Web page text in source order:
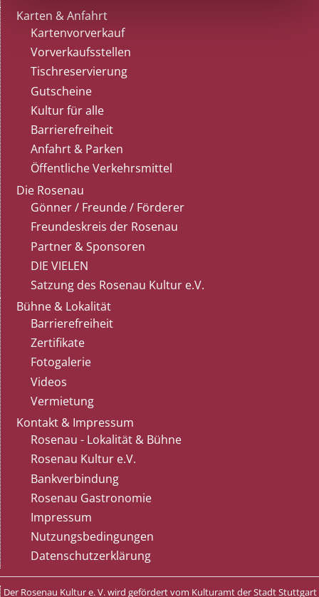
Karten & Anfahrt
Kartenvorverkauf
Vorverkaufsstellen
Tischreservierung
Gutscheine
Kultur für alle
Barrierefreiheit
Anfahrt & Parken
Öffentliche Verkehrsmittel
Die Rosenau
Gönner / Freunde / Förderer
Freundeskreis der Rosenau
Partner & Sponsoren
DIE VIELEN
Satzung des Rosenau Kultur e.V.
Bühne & Lokalität
Barrierefreiheit
Zertifikate
Fotogalerie
Videos
Vermietung
Kontakt & Impressum
Rosenau - Lokalität & Bühne
Rosenau Kultur e.V.
Bankverbindung
Rosenau Gastronomie
Impressum
Nutzungsbedingungen
Datenschutzerklärung
Der Rosenau Kultur e. V. wird gefördert vom Kulturamt der Stadt Stuttgart